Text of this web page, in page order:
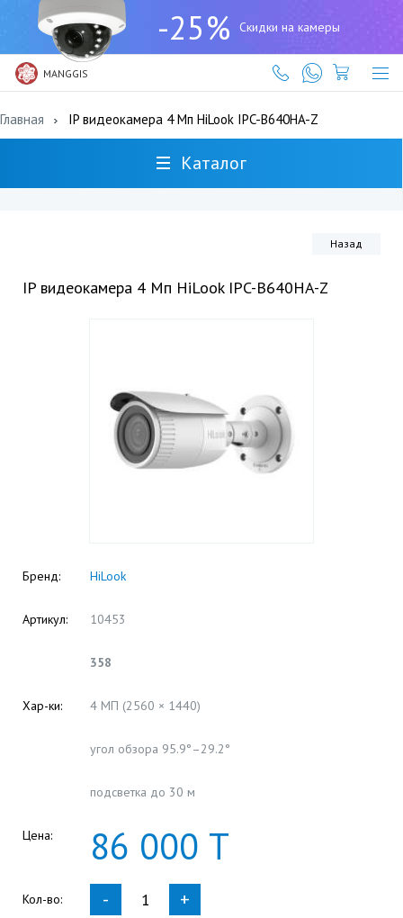
-25% Скидки на камеры
MANGGIS
(727)
317-
61-
61
Главная IP видеокамера 4 Мп HiLook IPC-B640HA-Z
Каталог
Назад
IP видеокамера 4 Мп HiLook IPC-B640HA-Z
Бренд: HiLook
Артикул: 10453
358
Хар-ки: 4 МП (2560 × 1440)
угол обзора 95.9°–29.2°
подсветка до 30 м
Цена: 86 000 Т
Кол-во: - +